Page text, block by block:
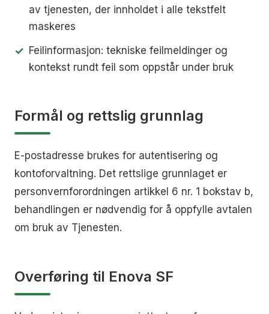
av tjenesten, der innholdet i alle tekstfelt
maskeres
Feilinformasjon: tekniske feilmeldinger og
kontekst rundt feil som oppstår under bruk
Formål og rettslig grunnlag
E-postadresse brukes for autentisering og
kontoforvaltning. Det rettslige grunnlaget er
personvernforordningen artikkel 6 nr. 1 bokstav b,
behandlingen er nødvendig for å oppfylle avtalen
om bruk av Tjenesten.
Overføring til Enova SF